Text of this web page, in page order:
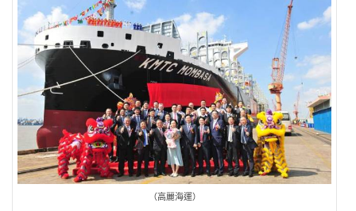
（高麗海運）